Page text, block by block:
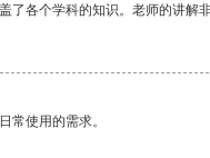
了各个学科的知识。老师的讲解
常使用的需求。